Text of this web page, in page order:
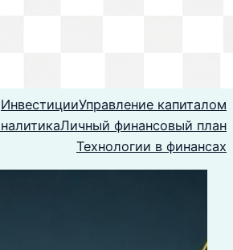
ИнвестицииУправление капиталом
Личный финансовый план
Технологии в финансах